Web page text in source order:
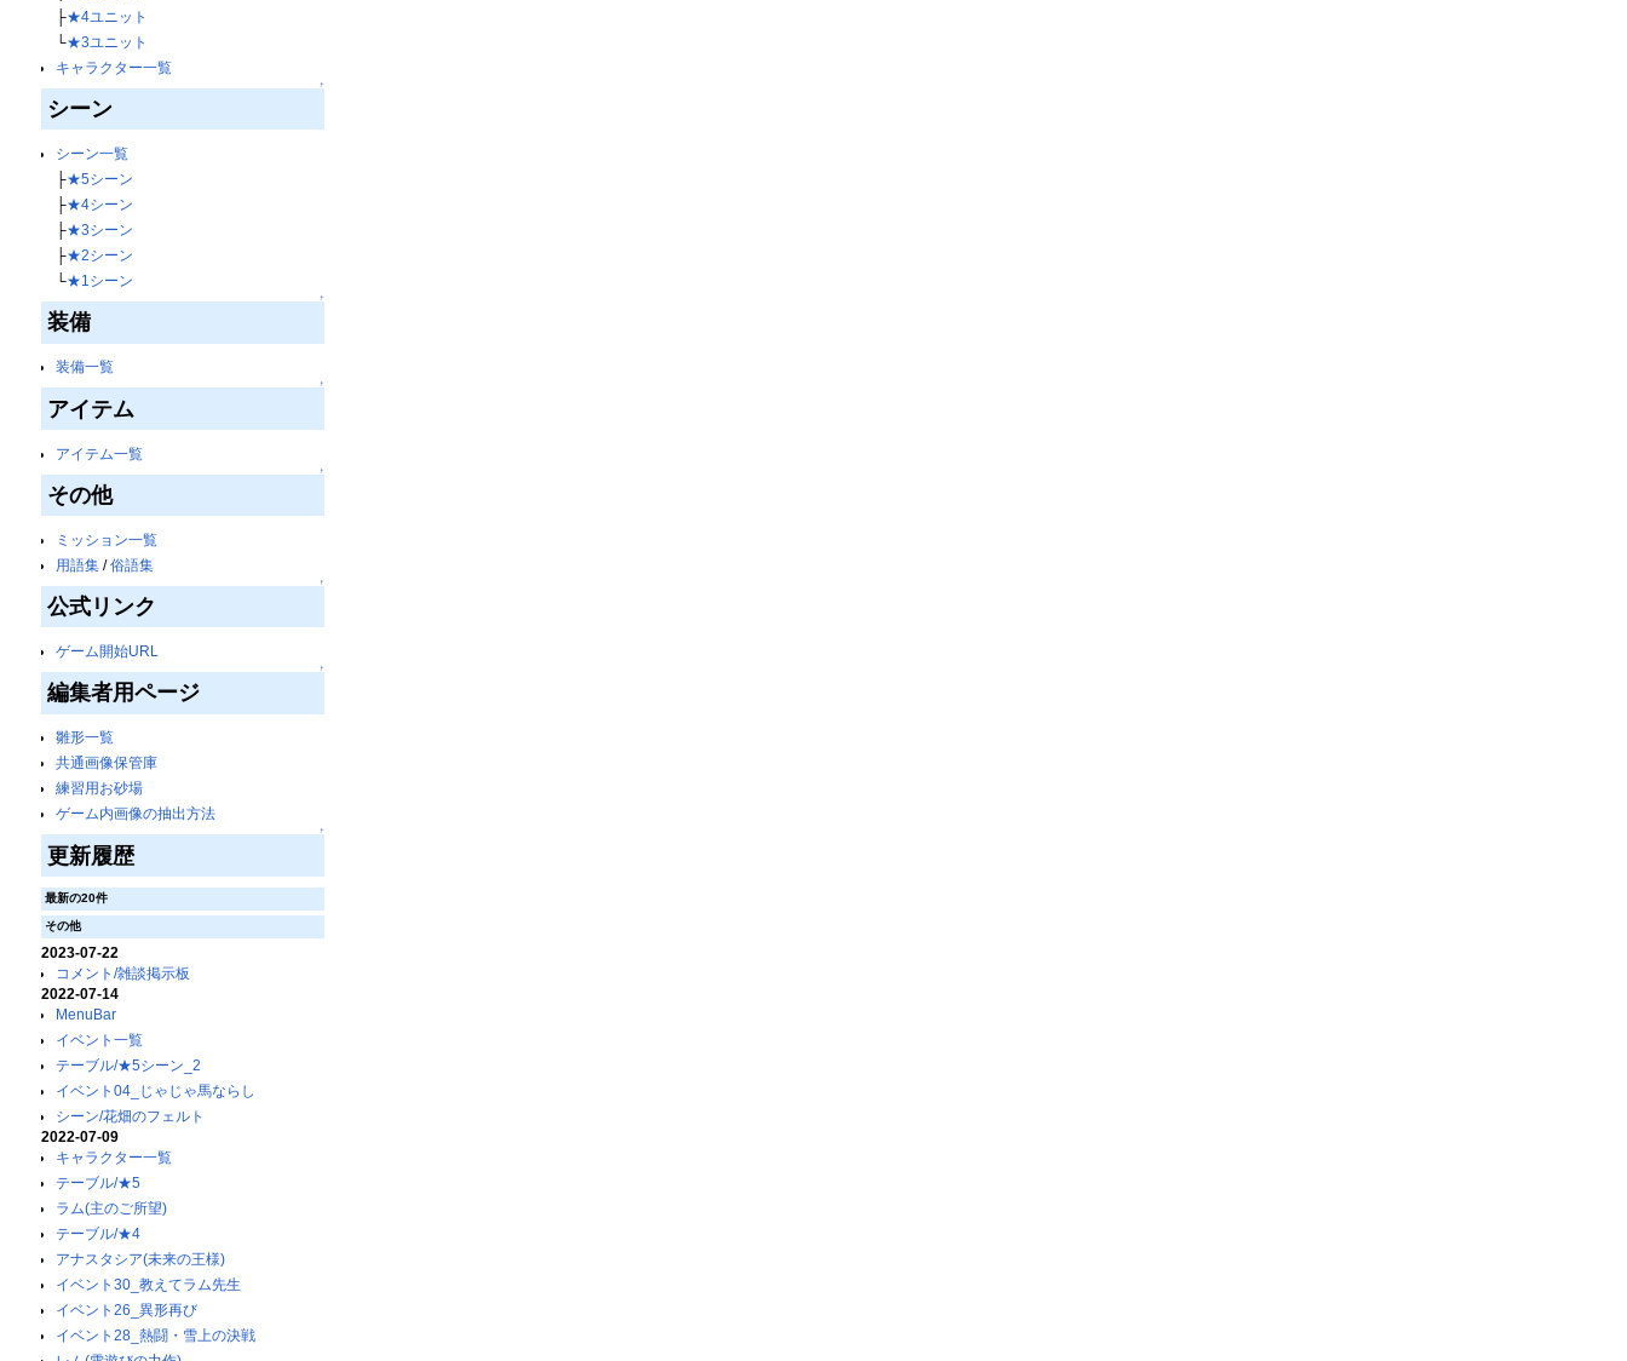
├★4ユニット
└★3ユニット
キャラクター一覧
↑
シーン
シーン一覧
├★5シーン
├★4シーン
├★3シーン
├★2シーン
└★1シーン
↑
装備
装備一覧
↑
アイテム
アイテム一覧
↑
その他
ミッション一覧
用語集/俗語集
↑
公式リンク
ゲーム開始URL
↑
編集者用ページ
雛形一覧
共通画像保管庫
練習用お砂場
ゲーム内画像の抽出方法
↑
更新履歴
最新の20件
その他
2023-07-22
コメント/雑談掲示板
2022-07-14
MenuBar
イベント一覧
テーブル/★5シーン_2
イベント04_じゃじゃ馬ならし
シーン/花畑のフェルト
2022-07-09
キャラクター一覧
テーブル/★5
ラム(主のご所望)
テーブル/★4
アナスタシア(未来の王様)
イベント30_教えてラム先生
イベント26_異形再び
イベント28_熱闘・雪上の決戦